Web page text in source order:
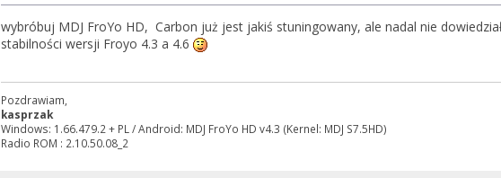
wybróbuj MDJ FroYo HD, Carbon już jest jakiś stuningowany, ale nadal nie
stabilności wersji Froyo 4.3 a 4.6
Pozdrawiam,
kasprzak
Windows: 1.66.479.2 + PL / Android: MDJ FroYo HD v4.3 (Kernel: MDJ S7.5HD)
Radio ROM : 2.10.50.08_2